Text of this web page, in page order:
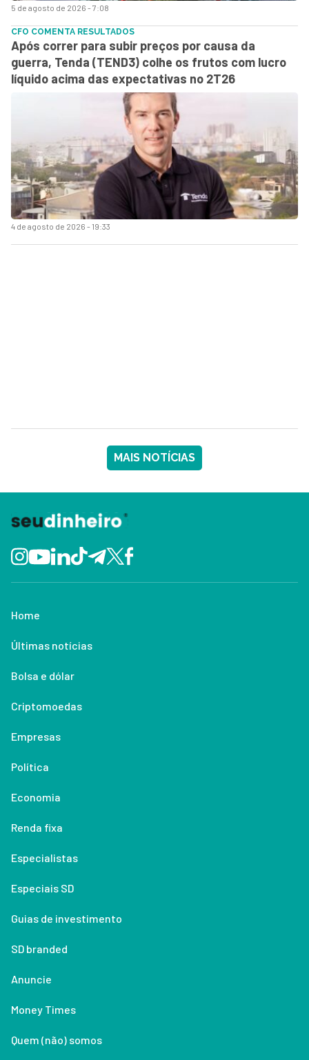
5 de agosto de 2026 - 7:08
4 de agosto de 2026 - 19:33
CFO COMENTA RESULTADOS
Após correr para subir preços por causa da
guerra, Tenda (TEND3) colhe os frutos com lucro
líquido acima das expectativas no 2T26
MAIS NOTÍCIAS
Home
Últimas notícias
Bolsa e dólar
Criptomoedas
Empresas
Política
Economia
Renda fixa
Especialistas
Especiais SD
Guias de investimento
SD branded
Anuncie
Money Times
Quem (não) somos